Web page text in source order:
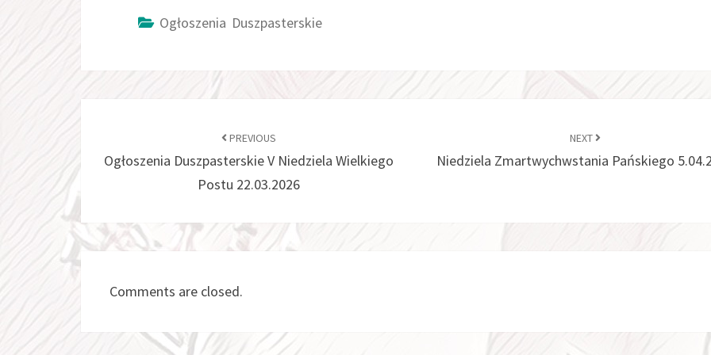
Ogłoszenia Duszpasterskie
PREVIOUS
Ogłoszenia Duszpasterskie V Niedziela Wielkiego
Postu 22.03.2026
NEXT
Niedziela Zmartwychwstania Pańskiego
Comments are closed.